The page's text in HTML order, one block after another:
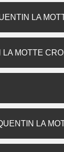
LA
MOTTE
LA